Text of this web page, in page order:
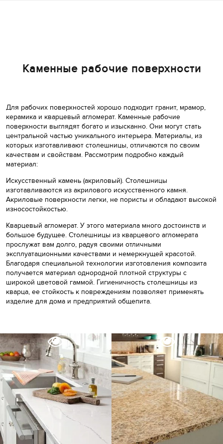
Каменные рабочие поверхности
Для рабочих поверхностей хорошо подходит гранит, мрамор,
керамика и кварцевый агломерат. Каменные рабочие
поверхности выглядят богато и изысканно. Они могут стать
центральной частью уникального интерьера. Материалы, из
которых изготавливают столешницы, отличаются по своим
качествам и свойствам. Рассмотрим подробно каждый
материал:
Искусственный камень (акриловый). Столешницы
изготавливаются из акрилового искусственного камня.
Акриловые поверхности легки, не пористы и обладают высокой
износостойкостью.
Кварцевый агломерат. У этого материала много достоинств и
большое будущее. Столешницы из кварцевого агломерата
прослужат вам долго, радуя своими отличными
эксплуатационными качествами и немеркнущей красотой.
Благодаря специальной технологии изготовления композита
получается материал однородной плотной структуры с
широкой цветовой гаммой. Гигиеничность столешницы из
кварца, ее стойкость к повреждениям позволяет применять
изделие для дома и предприятий общепита.